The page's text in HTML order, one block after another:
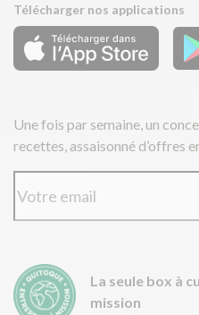
Télécharger nos applications
Une fois par semaine, un
recettes, assaisonné d’offres
La seule box à
mission